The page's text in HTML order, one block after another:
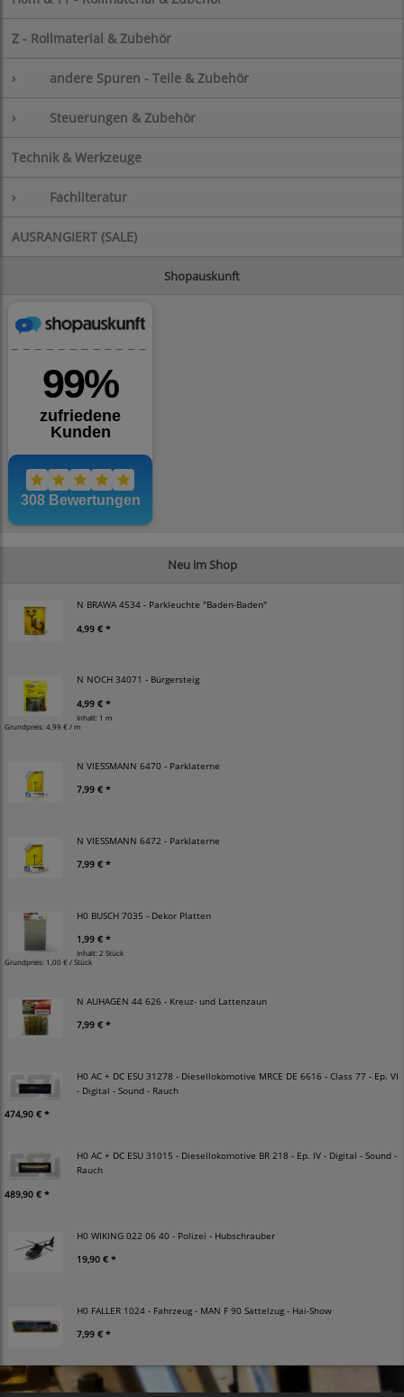
Z - Rollmaterial & Zubehör
› andere Spuren - Teile & Zubehör
› Steuerungen & Zubehör
Technik & Werkzeuge
› Fachliteratur
AUSRANGIERT (SALE)
Shopauskunft
Neu im Shop
N BRAWA 4534 - Parkleuchte "Baden-Baden"
4,99 € *
N NOCH 34071 - Bürgersteig
4,99 € *
Inhalt: 1 m
Grundpreis:4,99 € / m
N VIESSMANN 6470 - Parklaterne
7,99 € *
N VIESSMANN 6472 - Parklaterne
7,99 € *
H0 BUSCH 7035 - Dekor Platten
1,99 € *
Inhalt: 2 Stück
Grundpreis: 1,00 € / Stück
N AUHAGEN 44 626 - Kreuz- und Lattenzaun
7,99 € *
H0 AC + DC ESU 31278 - Diesellokomotive MRCE DE 6616 - Class 77 - Ep. VI
- Digital - Sound - Rauch
474,90 € *
H0 AC + DC ESU 31015 - Diesellokomotive BR 218 - Ep. IV - Digital - Sound -
Rauch
489,90 € *
H0 WIKING 022 06 40 - Polizei - Hubschrauber
19,90 € *
H0 FALLER 1024 - Fahrzeug - MAN F 90 Sattelzug - Hai-Show
7,99 € *